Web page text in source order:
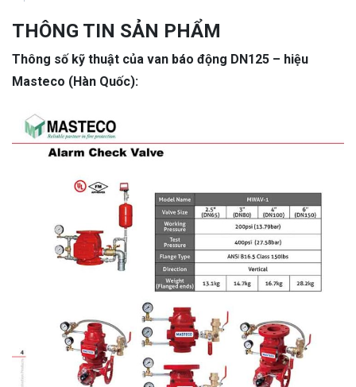
THÔNG TIN SẢN PHẨM
Thông số kỹ thuật của van báo động DN125 – hiệu
Masteco (Hàn Quốc):